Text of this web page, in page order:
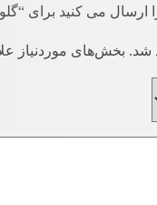
ارسال می کنید برای
شد. بخش‌های موردنیاز